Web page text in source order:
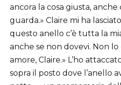
ancora la cosa giusta,
guarda.» Claire mi ha
questo anello c’è tutta la
anche se non dovevi. Non
amore, Claire.» L’ho
sopra il posto dove l’anello